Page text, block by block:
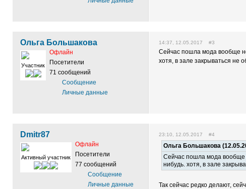
Ольга Большакова
Участник
Офлайн
Посетители
71 сообщений
Сообщение
Личные данные
14:37, 12.05.2017 #3
Сейчас пошла мода вообще
хотя, в зале закрываться не
Dmitr87
Активный участник
Офлайн
Посетители
77 сообщений
Сообщение
Личные данные
23:10, 12.05.2017 #4
Ольга Большакова
Сейчас пошла мода вообще
нибудь. хотя, в зале
Так сейчас редко делают,